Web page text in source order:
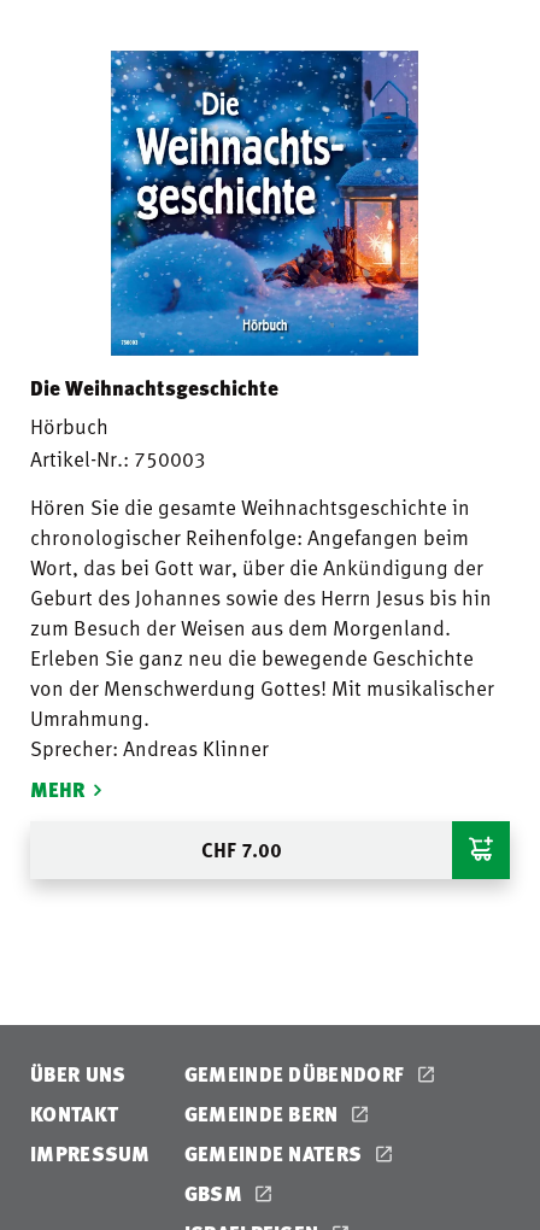
CHF 7.00
Die Weihnachtsgeschichte
Hörbuch
Artikel-Nr.: 750003
Hören Sie die gesamte Weihnachtsgeschichte in
chronologischer Reihenfolge: Angefangen beim
Wort, das bei Gott war, über die Ankündigung der
Geburt des Johannes sowie des Herrn Jesus bis hin
zum Besuch der Weisen aus dem Morgenland.
Erleben Sie ganz neu die bewegende Geschichte
von der Menschwerdung Gottes! Mit musikalischer
Umrahmung.
Sprecher: Andreas Klinner
MEHR
ÜBER UNS
KONTAKT
IMPRESSUM
GEMEINDE DÜBENDORF
GEMEINDE BERN
GEMEINDE NATERS
GBSM